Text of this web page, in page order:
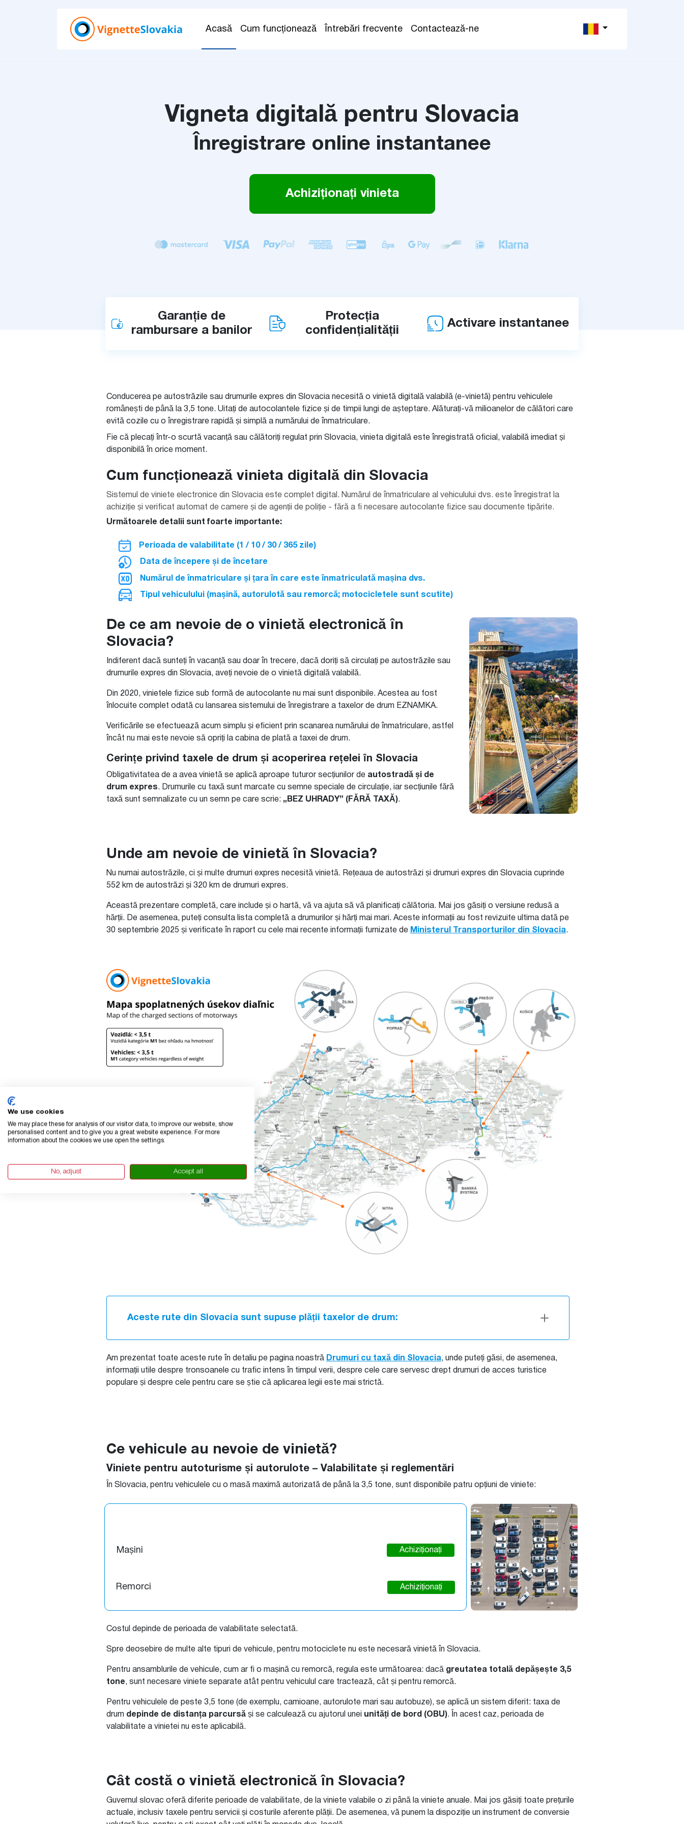
Acasă Cum funcționează Întrebări frecvente Contactează-ne
Vigneta digitală pentru Slovacia
Înregistrare online instantanee
Achiziționați vinieta
Garanție de
rambursare a banilor
Protecția
confidențialității
Activare instantanee
Conducerea pe autostrăzile sau drumurile expres din Slovacia necesită o vinietă digitală valabilă (e-vinietă) pentru vehiculele
românești de până la 3,5 tone. Uitați de autocolantele fizice și de timpii lungi de așteptare. Alăturați-vă milioanelor de călători care
evită cozile cu o înregistrare rapidă și simplă a numărului de înmatriculare.
Fie că plecați într-o scurtă vacanță sau călătoriți regulat prin Slovacia, vinieta digitală este înregistrată oficial, valabilă imediat și
disponibilă în orice moment.
Cum funcționează vinieta digitală din Slovacia
Sistemul de viniete electronice din Slovacia este complet digital. Numărul de înmatriculare al vehiculului dvs. este înregistrat la
achiziție și verificat automat de camere și de agenții de poliție - fără a fi necesare autocolante fizice sau documente tipărite.
Următoarele detalii sunt foarte importante:
Perioada de valabilitate (1 / 10 / 30 / 365 zile)
Data de începere și de încetare
Numărul de înmatriculare și țara în care este înmatriculată mașina dvs.
Tipul vehiculului (mașină, autorulotă sau remorcă; motocicletele sunt scutite)
De ce am nevoie de o vinietă electronică în
Slovacia?
Indiferent dacă sunteți în vacanță sau doar în trecere, dacă doriți să circulați pe autostrăzile sau
drumurile expres din Slovacia, aveți nevoie de o vinietă digitală valabilă.
Din 2020, vinietele fizice sub formă de autocolante nu mai sunt disponibile. Acestea au fost
înlocuite complet odată cu lansarea sistemului de înregistrare a taxelor de drum EZNAMKA.
Verificările se efectuează acum simplu și eficient prin scanarea numărului de înmatriculare, astfel
încât nu mai este nevoie să opriți la cabina de plată a taxei de drum.
Cerințe privind taxele de drum și acoperirea rețelei în Slovacia
Obligativitatea de a avea vinietă se aplică aproape tuturor secțiunilor de autostradă și de
drum expres. Drumurile cu taxă sunt marcate cu semne speciale de circulație, iar secțiunile fără
taxă sunt semnalizate cu un semn pe care scrie: „BEZ UHRADY” (FĂRĂ TAXĂ).
Unde am nevoie de vinietă în Slovacia?
Nu numai autostrăzile, ci și multe drumuri expres necesită vinietă. Rețeaua de autostrăzi și drumuri expres din Slovacia cuprinde
552 km de autostrăzi și 320 km de drumuri expres.
Această prezentare completă, care include și o hartă, vă va ajuta să vă planificați călătoria. Mai jos găsiți o versiune redusă a
hărții. De asemenea, puteți consulta lista completă a drumurilor și hărți mai mari. Aceste informații au fost revizuite ultima dată pe
30 septembrie 2025 și verificate în raport cu cele mai recente informații furnizate de Ministerul Transporturilor din Slovacia.
Aceste rute din Slovacia sunt supuse plății taxelor de drum:
Am prezentat toate aceste rute în detaliu pe pagina noastră Drumuri cu taxă din Slovacia, unde puteți găsi, de asemenea,
informații utile despre tronsoanele cu trafic intens în timpul verii, despre cele care servesc drept drumuri de acces turistice
populare și despre cele pentru care se știe că aplicarea legii este mai strictă.
Ce vehicule au nevoie de vinietă?
Viniete pentru autoturisme și autorulote – Valabilitate și reglementări
În Slovacia, pentru vehiculele cu o masă maximă autorizată de până la 3,5 tone, sunt disponibile patru opțiuni de viniete:
Mașini Achiziționați
Remorci Achiziționați
Costul depinde de perioada de valabilitate selectată.
Spre deosebire de multe alte tipuri de vehicule, pentru motociclete nu este necesară vinietă în Slovacia.
Pentru ansamblurile de vehicule, cum ar fi o mașină cu remorcă, regula este următoarea: dacă greutatea totală depășește 3,5
tone, sunt necesare viniete separate atât pentru vehiculul care tractează, cât și pentru remorcă.
Pentru vehiculele de peste 3,5 tone (de exemplu, camioane, autorulote mari sau autobuze), se aplică un sistem diferit: taxa de
drum depinde de distanța parcursă și se calculează cu ajutorul unei unități de bord (OBU). În acest caz, perioada de
valabilitate a vinietei nu este aplicabilă.
Cât costă o vinietă electronică în Slovacia?
Guvernul slovac oferă diferite perioade de valabilitate, de la viniete valabile o zi până la viniete anuale. Mai jos găsiți toate prețurile
actuale, inclusiv taxele pentru servicii și costurile aferente plății. De asemenea, vă punem la dispoziție un instrument de conversie
We use cookies
We may place these for analysis of our visitor data, to improve our website, show
personalised content and to give you a great website experience. For more
information about the cookies we use open the settings.
No, adjust Accept all